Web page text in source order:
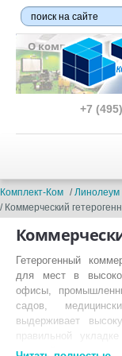
О компании
+7 (495)
ЛИНОЛЕУМ
ПО ТИПУ:
Коммерческий
Гетерогенный
Комплект-Ком Линолеум
Коммерческий
Гетерогенный
для мест в
офисы,
садов,
выдерживает
правильной
горючий и проходит